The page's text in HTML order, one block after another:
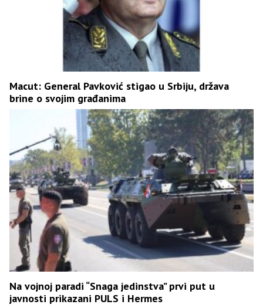
Macut: General Pavković stigao u Srbiju, država
brine o svojim građanima
Na vojnoj paradi “Snaga jedinstva” prvi put u
javnosti prikazani PULS i Hermes